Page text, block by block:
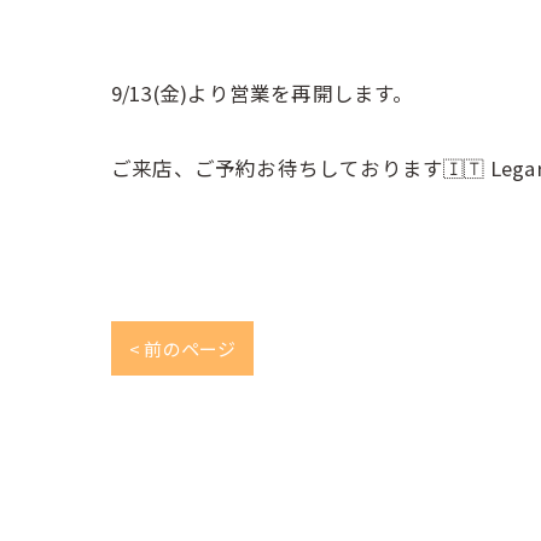
9/13(金)より営業を再開します。
ご来店、ご予約お待ちしております🇮🇹
< 前のページ